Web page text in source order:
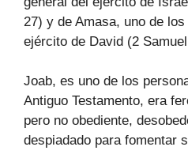
27) y de Amasa, uno de
ejército de David (2
Joab, es uno de los
Antiguo Testamento, era
pero no obediente,
despiadado para fomentar